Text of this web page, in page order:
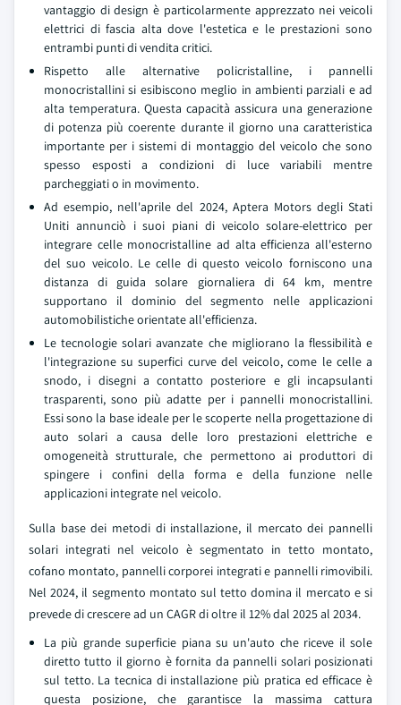
vantaggio di design è particolarmente apprezzato nei veicoli
elettrici di fascia alta dove l'estetica e le prestazioni sono
entrambi punti di vendita critici.
Rispetto alle alternative policristalline, i pannelli
monocristallini si esibiscono meglio in ambienti parziali e ad
alta temperatura. Questa capacità assicura una generazione
di potenza più coerente durante il giorno una caratteristica
importante per i sistemi di montaggio del veicolo che sono
spesso esposti a condizioni di luce variabili mentre
parcheggiati o in movimento.
Ad esempio, nell'aprile del 2024, Aptera Motors degli Stati
Uniti annunciò i suoi piani di veicolo solare-elettrico per
integrare celle monocristalline ad alta efficienza all'esterno
del suo veicolo. Le celle di questo veicolo forniscono una
distanza di guida solare giornaliera di 64 km, mentre
supportano il dominio del segmento nelle applicazioni
automobilistiche orientate all'efficienza.
Le tecnologie solari avanzate che migliorano la flessibilità e
l'integrazione su superfici curve del veicolo, come le celle a
snodo, i disegni a contatto posteriore e gli incapsulanti
trasparenti, sono più adatte per i pannelli monocristallini.
Essi sono la base ideale per le scoperte nella progettazione di
auto solari a causa delle loro prestazioni elettriche e
omogeneità strutturale, che permettono ai produttori di
spingere i confini della forma e della funzione nelle
applicazioni integrate nel veicolo.
Sulla base dei metodi di installazione, il mercato dei pannelli
solari integrati nel veicolo è segmentato in tetto montato,
cofano montato, pannelli corporei integrati e pannelli rimovibili.
Nel 2024, il segmento montato sul tetto domina il mercato e si
prevede di crescere ad un CAGR di oltre il 12% dal 2025 al 2034.
La più grande superficie piana su un'auto che riceve il sole
diretto tutto il giorno è fornita da pannelli solari posizionati
sul tetto. La tecnica di installazione più pratica ed efficace è
questa posizione, che garantisce la massima cattura